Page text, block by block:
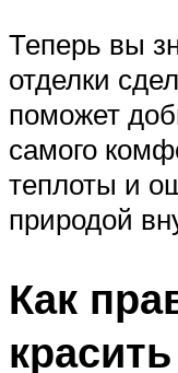
Теперь вы
отделки
поможет
самого
теплоты и
природой
Как